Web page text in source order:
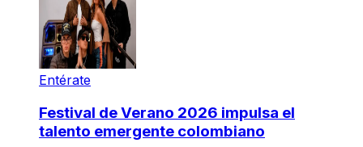
Entérate
Festival de Verano 2026 impulsa el
talento emergente colombiano